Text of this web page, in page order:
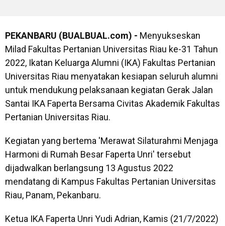
PEKANBARU (BUALBUAL.com) - Menyukseskan
Milad Fakultas Pertanian Universitas Riau ke-31 Tahun
2022, Ikatan Keluarga Alumni (IKA) Fakultas Pertanian
Universitas Riau menyatakan kesiapan seluruh alumni
untuk mendukung pelaksanaan kegiatan Gerak Jalan
Santai IKA Faperta Bersama Civitas Akademik Fakultas
Pertanian Universitas Riau.
Kegiatan yang bertema 'Merawat Silaturahmi Menjaga
Harmoni di Rumah Besar Faperta Unri' tersebut
dijadwalkan berlangsung 13 Agustus 2022
mendatang di Kampus Fakultas Pertanian Universitas
Riau, Panam, Pekanbaru.
Ketua IKA Faperta Unri Yudi Adrian, Kamis (21/7/2022)